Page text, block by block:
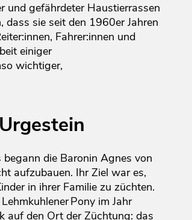
und gefährdeter Haustierrassen
dass sie seit den 1960er Jahren
Fahrer:innen und
einiger
wichtiger,
die Baronin Agnes von
aufzubauen. Ihr Ziel war es,
in ihrer Familie zu züchten.
Pony im Jahr
auf den Ort der Züchtung: das